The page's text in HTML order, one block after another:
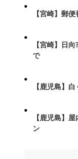
【宮崎】郵
【宮崎】日
で
【鹿児島】
【鹿児島】
ン